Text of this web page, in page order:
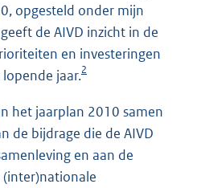
opgesteld onder mijn
de AIVD inzicht in de
en investeringen
jaar.2
het jaarplan 2010 samen
de bijdrage die de AIVD
en aan de
(inter)nationale